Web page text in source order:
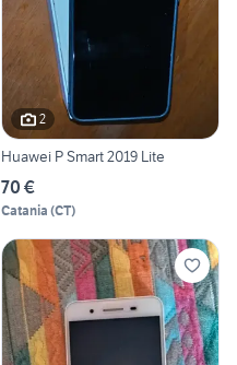
2
Huawei P Smart 2019 Lite
70 €
Catania (CT)